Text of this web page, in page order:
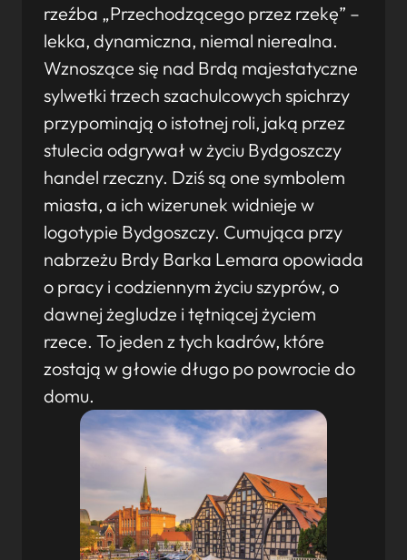
rzeźba „Przechodzącego przez rzekę” –
lekka, dynamiczna, niemal nierealna.
Wznoszące się nad Brdą majestatyczne
sylwetki trzech szachulcowych spichrzy
przypominają o istotnej roli, jaką przez
stulecia odgrywał w życiu Bydgoszczy
handel rzeczny. Dziś są one symbolem
miasta, a ich wizerunek widnieje w
logotypie Bydgoszczy. Cumująca przy
nabrzeżu Brdy Barka Lemara opowiada
o pracy i codziennym życiu szyprów, o
dawnej żegludze i tętniącej życiem
rzece. To jeden z tych kadrów, które
zostają w głowie długo po powrocie do
domu.